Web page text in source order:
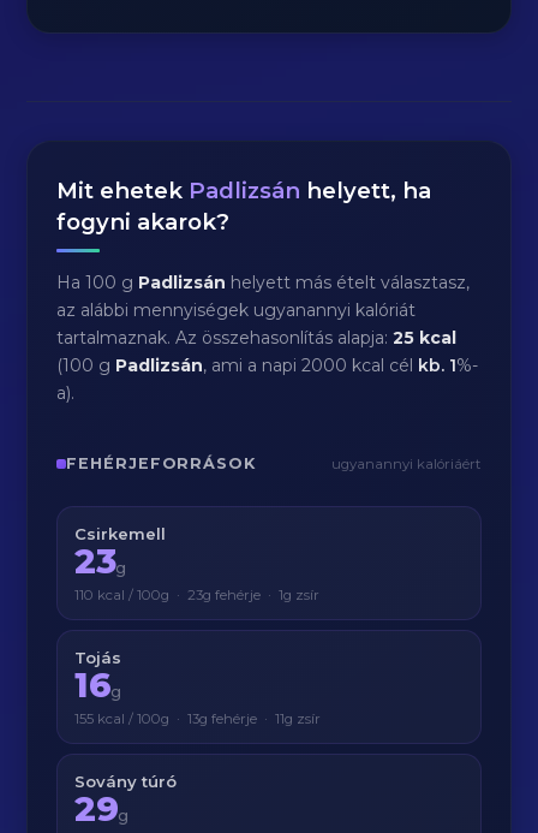
Mit ehetek Padlizsán helyett, ha
fogyni akarok?
Ha 100 g Padlizsán helyett más ételt választasz,
az alábbi mennyiségek ugyanannyi kalóriát
tartalmaznak. Az összehasonlítás alapja:25 kcal
(100 g Padlizsán, ami a napi 2000 kcal cél kb. 1%-
a).
FEHÉRJEFORRÁSOK ugyanannyi kalóriáért
Csirkemell
23g
110 kcal / 100g · 23g fehérje · 1g zsír
Tojás
16g
155 kcal / 100g · 13g fehérje · 11g zsír
Sovány túró
29g